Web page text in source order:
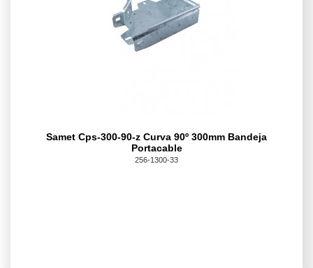
Samet Cps-300-90-z Curva 90º 300mm Bandeja
Portacable
256-1300-33